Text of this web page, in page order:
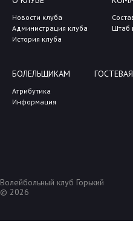
Новости клуба
Администрация клуба
История клуба
Штаб
БОЛЕЛЬЩИКАМ
Атрибутика
Информация
ГОСТЕВАЯ
Волейбольный клуб Горький
© 2026